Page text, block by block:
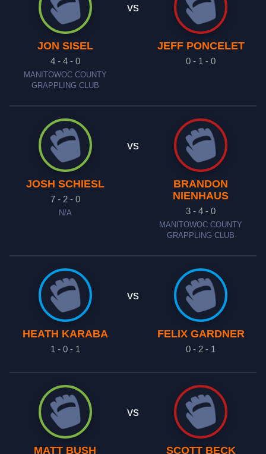
JON SISEL
4 - 4 - 0
MANITOWOC COUNTY
GRAPPLING CLUB
vs
JEFF PONCELET
0 - 1 - 0
JOSH SCHIESL
7 - 2 - 0
N/A
vs
BRANDON
NIENHAUS
3 - 4 - 0
MANITOWOC COUNTY
GRAPPLING CLUB
HEATH KARABA
1 - 0 - 1
vs
FELIX GARDNER
0 - 2 - 1
MATT BUSH
vs
SCOTT BECK